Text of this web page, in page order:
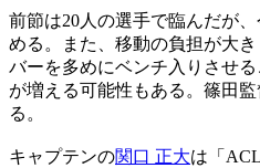
前節は20人の選手で臨んだが
める。また、移動の負担が大
バーを多めにベンチ入りさせ
が増える可能性もある。篠田
る。
キャプテンの関口 正大は「